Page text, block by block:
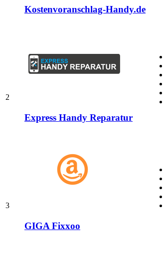
Kostenvoranschlag-Handy.de
2
Express Handy Reparatur
3
GIGA Fixxoo